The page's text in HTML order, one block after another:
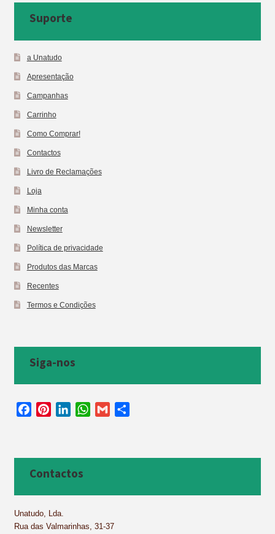
Suporte
a Unatudo
Apresentação
Campanhas
Carrinho
Como Comprar!
Contactos
Livro de Reclamações
Loja
Minha conta
Newsletter
Política de privacidade
Produtos das Marcas
Recentes
Termos e Condições
Siga-nos
b
o
k
e
e
s
t
I
W
p
Contactos
Unatudo, Lda.
Rua das Valmarinhas, 31-37